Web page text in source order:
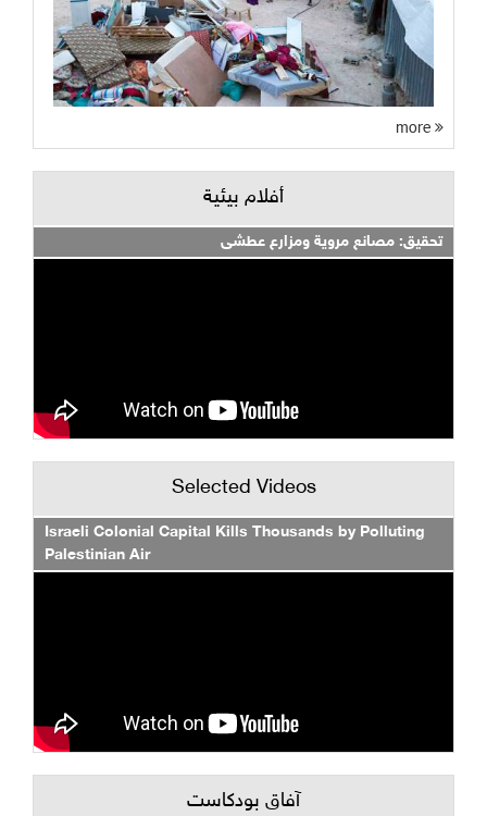
أفلام بيئية
تحقيق: مصانع مروية ومزارع عطشى
Selected Videos
Israeli Colonial Capital Kills Thousands by Polluting
Palestinian Air
آفاق بودكاست